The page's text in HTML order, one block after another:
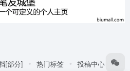
[部分] 热门标签 投稿中心